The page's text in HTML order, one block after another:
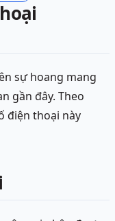
sự hoang mang
gần đây. Theo
điện thoại này